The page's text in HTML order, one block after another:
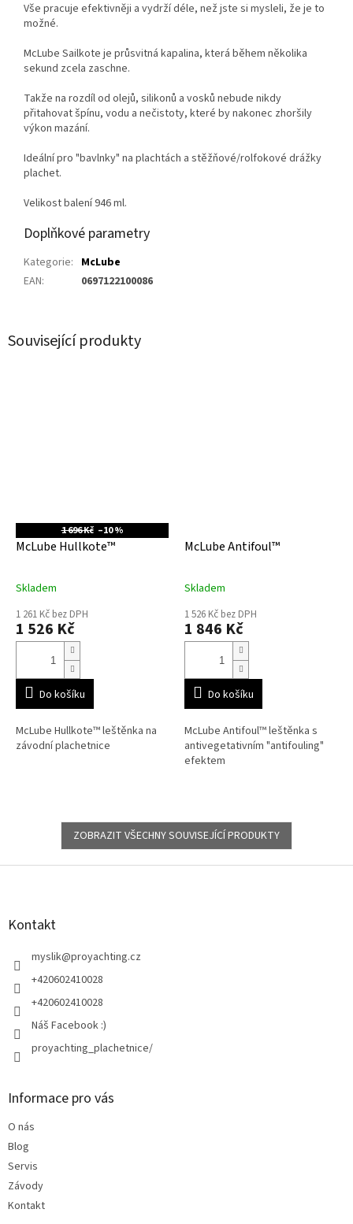
Související produkty
1 696 Kč –10 %
McLube Hullkote™
Skladem
1 261 Kč bez DPH
1 526 Kč
Do košíku
McLube Hullkote™ leštěnka na
závodní plachetnice
McLube Antifoul™
Skladem
1 526 Kč bez DPH
1 846 Kč
Do košíku
McLube Antifoul™ leštěnka s
antivegetativním "antifouling"
efektem
ZOBRAZIT VŠECHNY SOUVISEJÍCÍ PRODUKTY
Vše pracuje efektivněji a vydrží déle, než jste si mysleli, že je to
možné.
McLube Sailkote je průsvitná kapalina, která během několika
sekund zcela zaschne.
Takže na rozdíl od olejů, silikonů a vosků nebude nikdy
přitahovat špínu, vodu a nečistoty, které by nakonec zhoršily
výkon mazání.
Ideální pro "bavlnky" na plachtách a stěžňové/rolfokové drážky
plachet.
Velikost balení 946 ml.
Doplňkové parametry
Kategorie: McLube
EAN: 0697122100086
Z
Kontakt
myslik@proyachting.cz
+420602410028
+420602410028
Náš Facebook :)
proyachting_plachetnice/
Informace pro vás
O nás
Blog
Servis
Závody
Kontakt